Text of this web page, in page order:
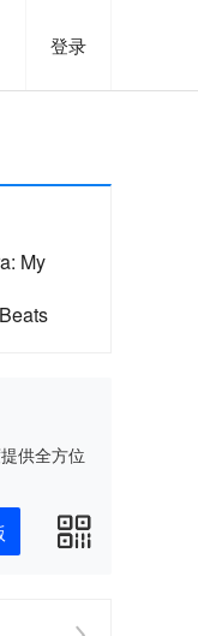
登录
My
供全方位